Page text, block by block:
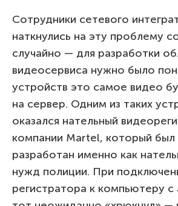
Сотрудники сетевого
наткнулись на эту проблему
случайно — для разработки
видеосервиса нужно было
устройств это самое видео
на сервер. Одним из таких
оказался нательный
компании Martel, который был
разработан именно как
нужд полиции. При
регистратора к компьютеру с